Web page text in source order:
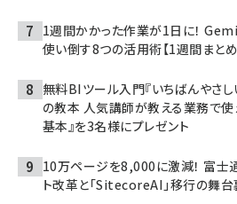
1週間かかった作業が1日に！
使い倒す8つの活用術【1週間まとめ
無料BIツール入門『いちばんやさ
の教本 人気講師が教える業務で使
基本』を3名様にプレゼント
10万ページを8,000に激減！ 富士
ト改革と「SitecoreAI」移行の舞台